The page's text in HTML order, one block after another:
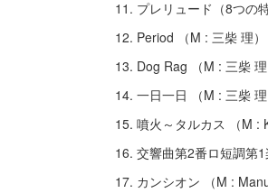
11. プレリュード（8つの
12. Period （M : 三柴 理）
13. Dog Rag （M : 三柴 理
14. 一日一日 （M : 三柴 理
15. 噴火～タルカス （M :
16. 交響曲第2番ロ短調第
17. カンシオン （M :